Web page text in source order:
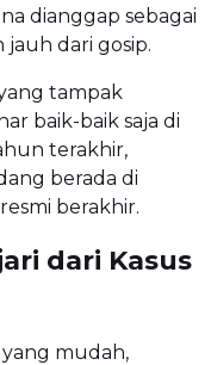
dianggap sebagai
jauh dari gosip.
tampak
baik-baik saja di
terakhir,
berada di
berakhir.
dari Kasus
mudah,